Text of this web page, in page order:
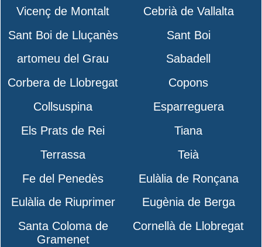
Vicenç de Montalt
Cebrià de Vallalta
Sant Boi de Lluçanès
Sant Boi
artomeu del Grau
Sabadell
Corbera de Llobregat
Copons
Collsuspina
Esparreguera
Els Prats de Rei
Tiana
Terrassa
Teià
Fe del Penedès
Eulàlia de Ronçana
Eulàlia de Riuprimer
Eugènia de Berga
Santa Coloma de
Gramenet
Cornellà de Llobregat